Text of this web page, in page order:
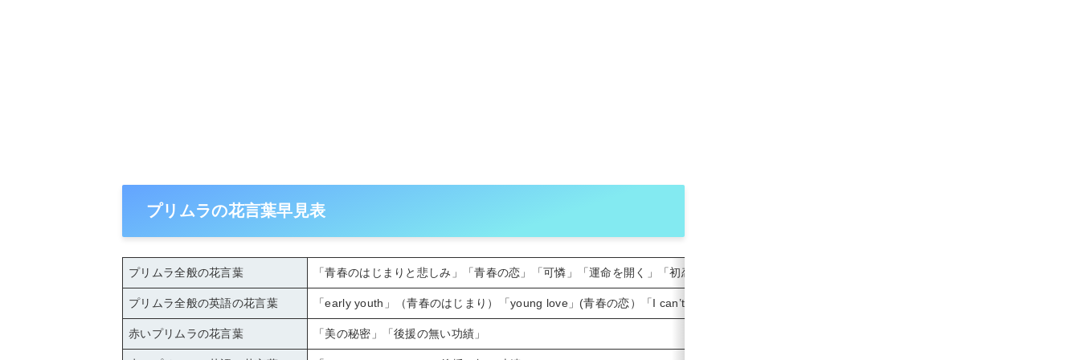
プリムラの花言葉早見表
プリムラ全般の花言葉 「青春のはじまりと悲しみ」「青春の恋」「可憐」「運命を開く」「初恋」「うぬぼれ」「神秘な心」「富貴」「永続する愛情」
プリムラ全般の英語の花言葉 「early youth」（青春のはじまり）「young love」(青春の恋）「I can’t live without you」（あなた無しでは生きられない）
赤いプリムラの花言葉 「美の秘密」「後援の無い功績」